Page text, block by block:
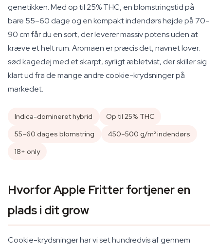
genetikken. Med op til 25% THC, en blomstringstid på
bare 55–60 dage og en kompakt indendørs højde på 70–
90 cm får du en sort, der leverer massiv potens uden at
kræve et helt rum. Aromaen er præcis det, navnet lover:
sød kagedej med et skarpt, syrligt æbletvist, der skiller sig
klart ud fra de mange andre cookie-krydsninger på
markedet.
Indica-domineret hybrid
Op til 25% THC
55–60 dages blomstring
450–500 g/m² indendørs
18+ only
Hvorfor Apple Fritter fortjener en
plads i dit grow
Cookie-krydsninger har vi set hundredvis af gennem